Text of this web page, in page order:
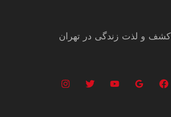
کشف و لذت زندگی در تهران